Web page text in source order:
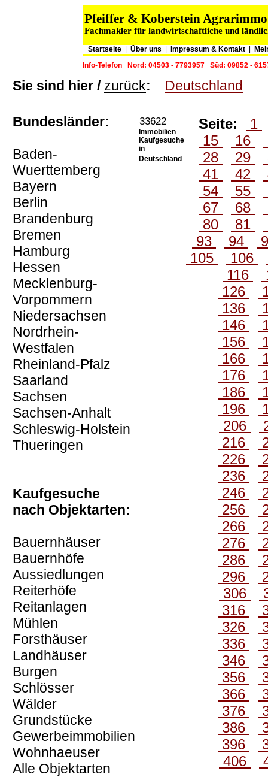
Pfeiffer & Koberstein
Fachmakler für landwirtschaftliche und
Startseite Über uns Impressum & Kontakt
Info-Telefon
Nord: 04503 - 7793957 Süd: 09852 -
Sie sind hier / zurück: Deutschland
Bundesländer:
Baden-
Wuerttemberg
Bayern
Berlin
Brandenburg
Bremen
Hamburg
Hessen
Mecklenburg-
Vorpommern
Niedersachsen
Nordrhein-
Westfalen
Rheinland-Pfalz
Saarland
Sachsen
Sachsen-Anhalt
Schleswig-Holstein
Thueringen
Kaufgesuche
nach Objektarten:
Bauernhäuser
Bauernhöfe
Aussiedlungen
Reiterhöfe
Reitanlagen
Mühlen
Forsthäuser
Landhäuser
Burgen
Schlösser
Wälder
Grundstücke
Gewerbeimmobilien
Wohnhaeuser
Alle Objektarten
33622
Immobilien
Kaufgesuche
in
Deutschland
Seite:
1
15
16
28
29
41
42
54
55
67
68
80
81
93
94
105
106
116
126
136
146
156
166
176
186
196
206
216
226
236
246
256
266
276
286
296
306
316
326
336
346
356
366
376
386
396
406